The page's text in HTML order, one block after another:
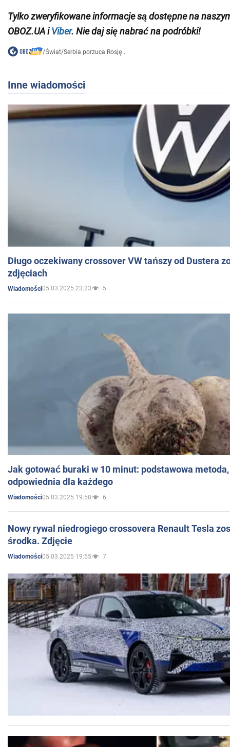
Tylko zweryfikowane informacje są dostępne na
OBOZ.UA iViber. Nie daj się nabrać na podróbki!
/Świat/Serbia porzuca Rosję...
Inne wiadomości
Długo oczekiwany crossover VW tańszy od Dustera
zdjęciach
Wiadomości05.03.2025 23:23 5
Jak gotować buraki w 10 minut: podstawowa
odpowiednia dla każdego
Wiadomości05.03.2025 19:58 6
Nowy rywal niedrogiego crossovera Renault Tesla
środka. Zdjęcie
Wiadomości05.03.2025 19:55 7